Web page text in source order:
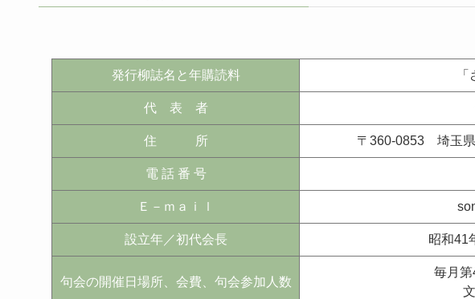
発行柳誌名と年購読料
代 表 者
住 所 〒360-0853 埼玉
電 話 番 号
Ｅ－ｍａｉｌ
設立年／初代会長 昭和41
句会の開催日場所、会費、句会参加人数
毎月